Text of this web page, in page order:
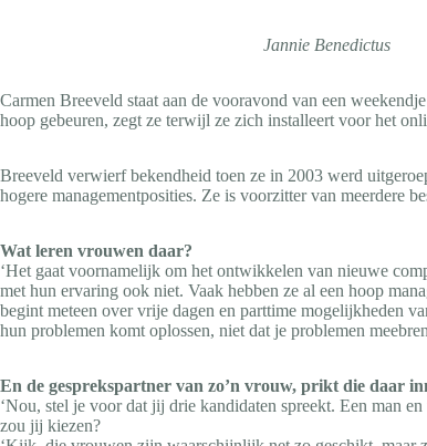
Jannie Benedictus
Carmen Breeveld staat aan de vooravond van een
hoop gebeuren, zegt ze terwijl ze zich installeert voor het
Breeveld verwierf bekendheid toen ze in 2003 werd
hogere managementposities. Ze is voorzitter van meerdere
Wat leren vrouwen daar?
‘Het gaat voornamelijk om het ontwikkelen van nieuwe
met hun ervaring ook niet. Vaak hebben ze al een hoop
begint meteen over vrije dagen en parttime mogelijkheden
hun problemen komt oplossen, niet dat je problemen
En de gesprekspartner van zo’n vrouw, prikt die daar
‘Nou, stel je voor dat jij drie kandidaten spreekt. Een man
zou jij kiezen?